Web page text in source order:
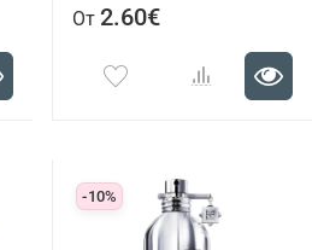
От 2.60€
-10%